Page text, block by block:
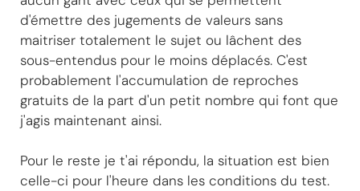
d'émettre des jugements de valeurs sans
maitriser totalement le sujet ou lâchent des
sous-entendus pour le moins déplacés. C'est
probablement l'accumulation de reproches
gratuits de la part d'un petit nombre qui font que
j'agis maintenant ainsi.
Pour le reste je t'ai répondu, la situation est bien
celle-ci pour l'heure dans les conditions du test.